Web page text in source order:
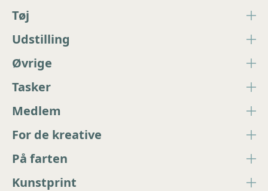
Tøj
Udstilling
Øvrige
Tasker
Medlem
For de kreative
På farten
Kunstprint